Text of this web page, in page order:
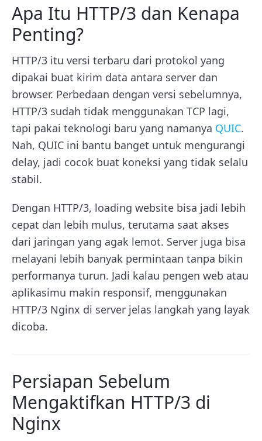
Apa Itu HTTP/3 dan Kenapa
Penting?
HTTP/3 itu versi terbaru dari protokol yang
dipakai buat kirim data antara server dan
browser. Perbedaan dengan versi sebelumnya,
HTTP/3 sudah tidak menggunakan TCP lagi,
tapi pakai teknologi baru yang namanya QUIC.
Nah, QUIC ini bantu banget untuk mengurangi
delay, jadi cocok buat koneksi yang tidak selalu
stabil.
Dengan HTTP/3, loading website bisa jadi lebih
cepat dan lebih mulus, terutama saat akses
dari jaringan yang agak lemot. Server juga bisa
melayani lebih banyak permintaan tanpa bikin
performanya turun. Jadi kalau pengen web atau
aplikasimu makin responsif, menggunakan
HTTP/3 Nginx di server jelas langkah yang layak
dicoba.
Persiapan Sebelum
Mengaktifkan HTTP/3 di
Nginx